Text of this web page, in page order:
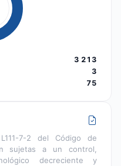
3 213
3
75
7-2 del Código de
sujetas a un control,
decreciente y